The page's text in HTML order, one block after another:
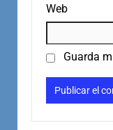
Web
Guarda